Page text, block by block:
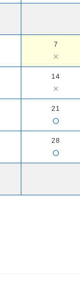
7
×
14
×
21
○
28
○